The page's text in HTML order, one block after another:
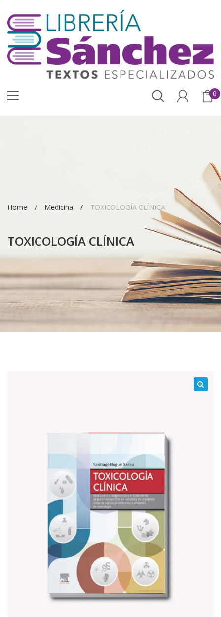
0
Home Medicina TOXICOLOGÍA CLÍNICA
TOXICOLOGÍA CLÍNICA